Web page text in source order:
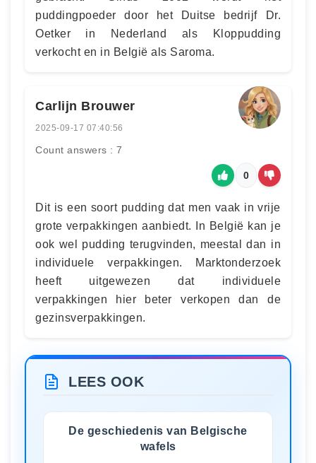
puddingpoeder door het Duitse bedrijf Dr.
Oetker in Nederland als Kloppudding
verkocht en in België als Saroma.
Carlijn Brouwer
2025-09-17 07:40:56
Count answers : 7
0
Dit is een soort pudding dat men vaak in vrije
grote verpakkingen aanbiedt. In België kan je
ook wel pudding terugvinden, meestal dan in
individuele verpakkingen. Marktonderzoek
heeft uitgewezen dat individuele
verpakkingen hier beter verkopen dan de
gezinsverpakkingen.
LEES OOK
De geschiedenis van Belgische
wafels